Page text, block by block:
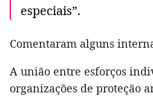
especiais”.
Comentaram alguns
A união entre esforços
organizações de proteção